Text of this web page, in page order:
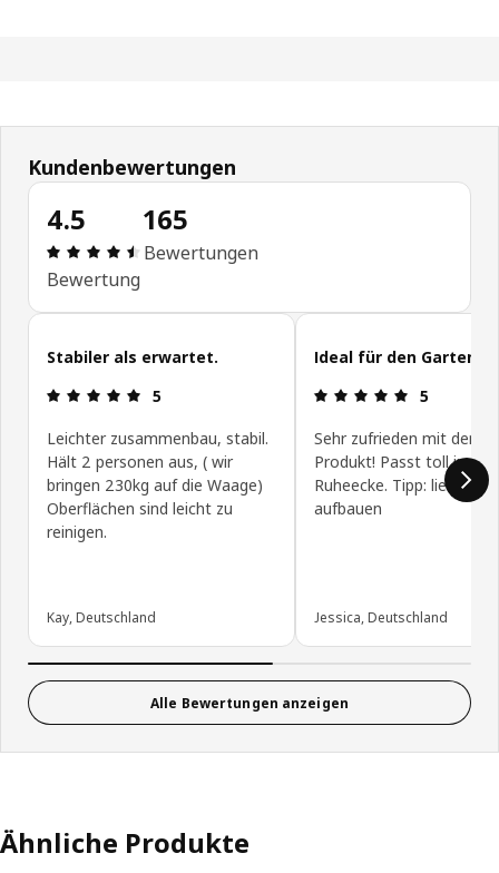
Kundenbewertungen
4.5
Bewertung: 4.5 von 5 Sterne Alle Bewertungen:
Bewertung
165
Bewertungen
Kundenbewertungen überspringen
Stabiler als erwartet.
Bewertung: 5 von 5 Sterne
5
Leichter zusammenbau, stabil.
Hält 2 personen aus, ( wir
bringen 230kg auf die Waage)
Oberflächen sind leicht zu
reinigen.
Kay, Deutschland
Ideal für den Garten
5
Sehr zufrieden mit dem
Produkt! Passt toll in eine
Ruheecke. Tipp: lieber zu
aufbauen
Jessica, Deutschland
Alle Bewertungen anzeigen
Ähnliche Produkte